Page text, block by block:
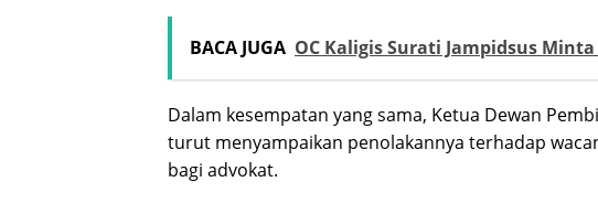
BACA JUGA OC Kaligis Surati Jampidsus
Dalam kesempatan yang sama, Ketua Dewan
turut menyampaikan penolakannya terhadap
bagi advokat.